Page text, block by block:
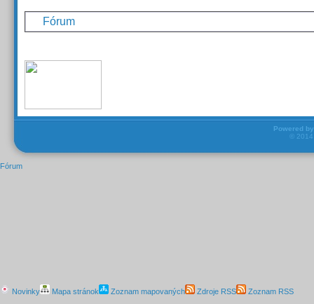
Fórum
Powered by
©
Fórum
Novinky Mapa stránok Zoznam mapovaných Zdroje RSS Zoznam RSS